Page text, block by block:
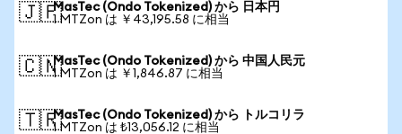
🇯🇵MasTec (Ondo Tokenized) から 日本円
1 MTZon は ￥43,195.58 に相当
🇨🇳MasTec (Ondo Tokenized) から 中国人民元
1 MTZon は ￥1,846.87 に相当
🇹🇷MasTec (Ondo Tokenized) から トルコリラ
1 MTZon は ₺13,056.12 に相当